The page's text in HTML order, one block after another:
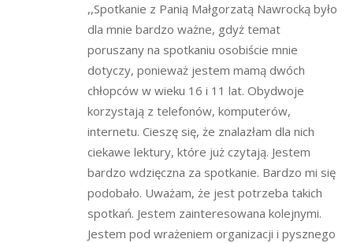
,,Spotkanie z Panią Małgorzatą Nawrocką było
dla mnie bardzo ważne, gdyż temat
poruszany na spotkaniu osobiście mnie
dotyczy, ponieważ jestem mamą dwóch
chłopców w wieku 16 i 11 lat. Obydwoje
korzystają z telefonów, komputerów,
internetu. Cieszę się, że znalazłam dla nich
ciekawe lektury, które już czytają. Jestem
bardzo wdzięczna za spotkanie. Bardzo mi się
podobało. Uważam, że jest potrzeba takich
spotkań. Jestem zainteresowana kolejnymi.
Jestem pod wrażeniem organizacji i pysznego